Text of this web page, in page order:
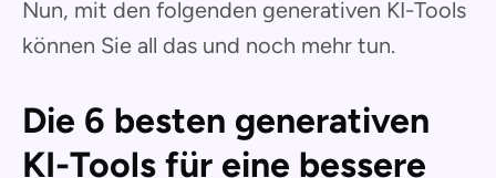
Nun, mit den folgenden generativen KI-Tools
können Sie all das und noch mehr tun.
Die 6 besten generativen
KI-Tools für eine bessere